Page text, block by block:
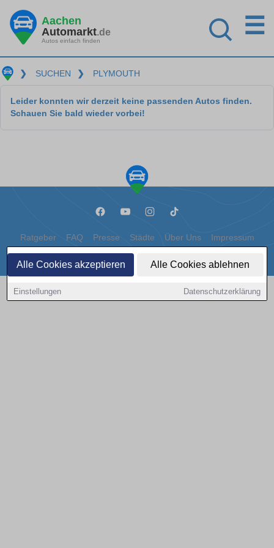
Alle Cookies akzeptieren Alle Cookies ablehnen
Einstellungen Datenschutzerklärung
Aachen
Automarkt.de
Autos einfach finden
☰
❯ SUCHEN ❯ PLYMOUTH
Leider konnten wir derzeit keine passenden Autos finden.
Schauen Sie bald wieder vorbei!
Ratgeber FAQ Presse Städte Über Uns Impressum
Datenschutz Cookies
Copyright © 2000 - 2026 | 1A Infosysteme GmbH | Content by: 1a-sites-autos